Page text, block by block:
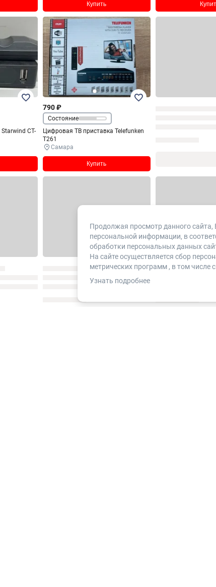
Купить
790 ₽
Состояние
Цифровая ТВ приставка Telefunken
T261
Самара
Купить
Продолжая просмотр данного сайта,
персональной информации, в
обработки персональных данных
На сайте осуществляется сбор
метрических программ , в том числе
Узнать подробнее